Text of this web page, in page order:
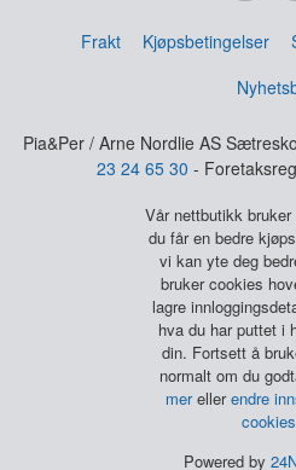
Frakt Kjøpsbetingelser
Pia&Per / Arne Nordlie AS
23 24 65 30 -
Vår nettbutikk
du får en bedre
vi kan yte deg
bruker cookies
lagre
hva du har puttet i
din. Fortsett å
normalt om du
merellerendre
Powered by